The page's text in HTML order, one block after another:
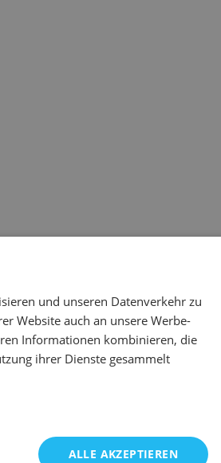
und unseren Datenverkehr zu
Website auch an unsere Werbe-
Informationen kombinieren, die
ihrer Dienste gesammelt
ALLE AKZEPTIEREN